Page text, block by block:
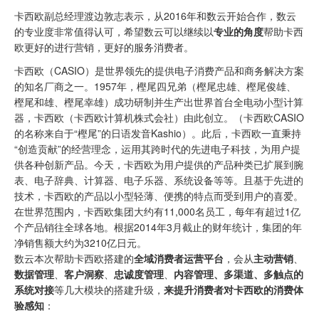
卡西欧副总经理渡边敦志表示，从2016年和数云开始合作，数云
的专业度非常值得认可，希望数云可以继续以专业的角度帮助卡西
欧更好的进行营销，更好的服务消费者。
卡西欧（CASIO）是世界领先的提供电子消费产品和商务解决方案
的知名厂商之一。1957年，樫尾四兄弟（樫尾忠雄、樫尾俊雄、
樫尾和雄、樫尾幸雄）成功研制并生产出世界首台全电动小型计算
器，卡西欧（卡西欧计算机株式会社）由此创立。（卡西欧CASIO
的名称来自于“樫尾”的日语发音Kashio）。此后，卡西欧一直秉持
“创造贡献”的经营理念，运用其跨时代的先进电子科技，为用户提
供各种创新产品。今天，卡西欧为用户提供的产品种类已扩展到腕
表、电子辞典、计算器、电子乐器、系统设备等等。且基于先进的
技术，卡西欧的产品以小型轻薄、便携的特点而受到用户的喜爱。
在世界范围内，卡西欧集团大约有11,000名员工，每年有超过1亿
个产品销往全球各地。根据2014年3月截止的财年统计，集团的年
净销售额大约为3210亿日元。
数云本次帮助卡西欧搭建的全域消费者运营平台 ，会从主动营销
数据管理
客户洞察 忠诚度管理
内容管理、多渠道、多触点的
系统对接等几大模块的搭建升级， 来提升消费者对卡西欧的消费体
验感知 ：